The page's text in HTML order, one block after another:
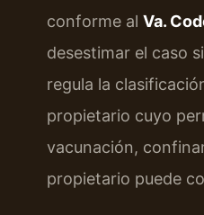
conforme al Va.
desestimar el caso
regula la
propietario cuyo
vacunación,
propietario puede